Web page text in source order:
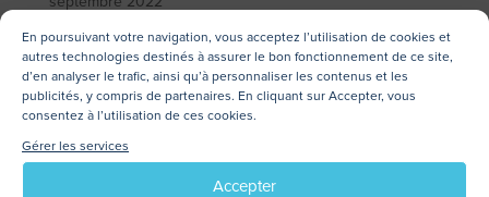
En poursuivant votre navigation, vous acceptez l’utilisation de cookies et
autres technologies destinés à assurer le bon fonctionnement de ce site,
d’en analyser le trafic, ainsi qu’à personnaliser les contenus et les
publicités, y compris de partenaires. En cliquant sur Accepter, vous
consentez à l’utilisation de ces cookies.
Gérer les services
Accepter
juillet 2022
juin 2022
mai 2022
mars 2022